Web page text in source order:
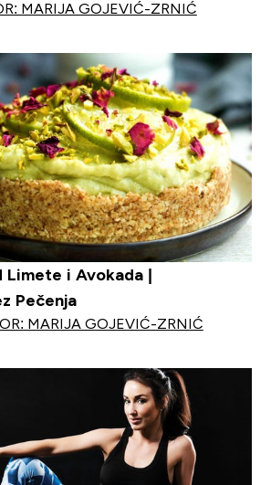
MARIJA GOJEVIĆ-ZRNIĆ
Limete i Avokada |
Pečenja
MARIJA GOJEVIĆ-ZRNIĆ